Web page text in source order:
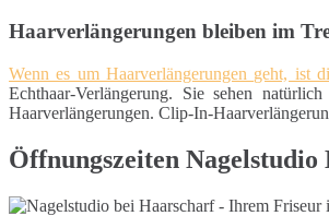
Haarverlängerungen bleiben im
Wenn es um Haarverlängerungen geht, ist
Echthaar-Verlängerung. Sie sehen
Haarverlängerungen. Clip-In-
Öffnungszeiten Nagelstudio